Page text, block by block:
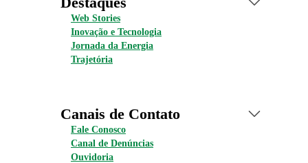
Web Stories
Inovação e Tecnologia
Jornada da Energia
Trajetória
Canais de Contato
Fale Conosco
Canal de Denúncias
Ouvidoria